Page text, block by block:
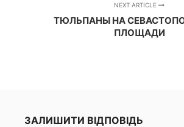
NEXT ARTICLE
ТЮЛЬПАНЫ НА
ПЛОЩАДИ
ЗАЛИШИТИ ВІДПОВІДЬ